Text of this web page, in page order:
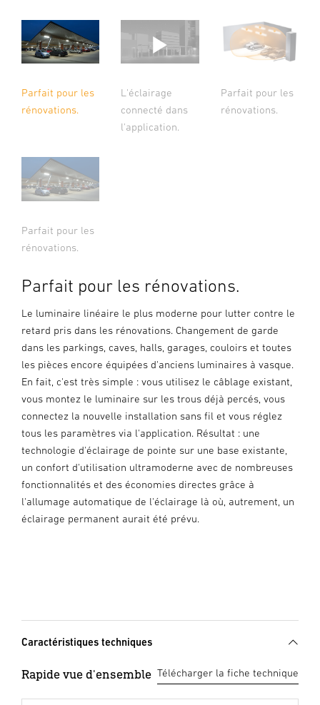
Parfait pour les
rénovations.
L'éclairage
connecté dans
l'application.
Parfait pour les
rénovations.
Parfait pour les
rénovations.
Parfait pour les rénovations.
Le luminaire linéaire le plus moderne pour lutter contre le
retard pris dans les rénovations. Changement de garde
dans les parkings, caves, halls, garages, couloirs et toutes
les pièces encore équipées d'anciens luminaires à vasque.
En fait, c'est très simple : vous utilisez le câblage existant,
vous montez le luminaire sur les trous déjà percés, vous
connectez la nouvelle installation sans fil et vous réglez
tous les paramètres via l'application. Résultat : une
technologie d'éclairage de pointe sur une base existante,
un confort d'utilisation ultramoderne avec de nombreuses
fonctionnalités et des économies directes grâce à
l'allumage automatique de l'éclairage là où, autrement, un
éclairage permanent aurait été prévu.
Caractéristiques techniques
Rapide vue d'ensemble Télécharger la fiche technique